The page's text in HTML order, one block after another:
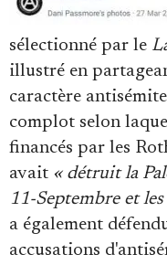
sélectionné par le
illustré en
caractère
complot selon
financés par les
avait « détruit la
11-Septembre et
a également
accusations